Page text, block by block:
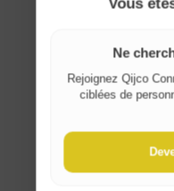
Ne
Rejoignez Qijco
ciblées de